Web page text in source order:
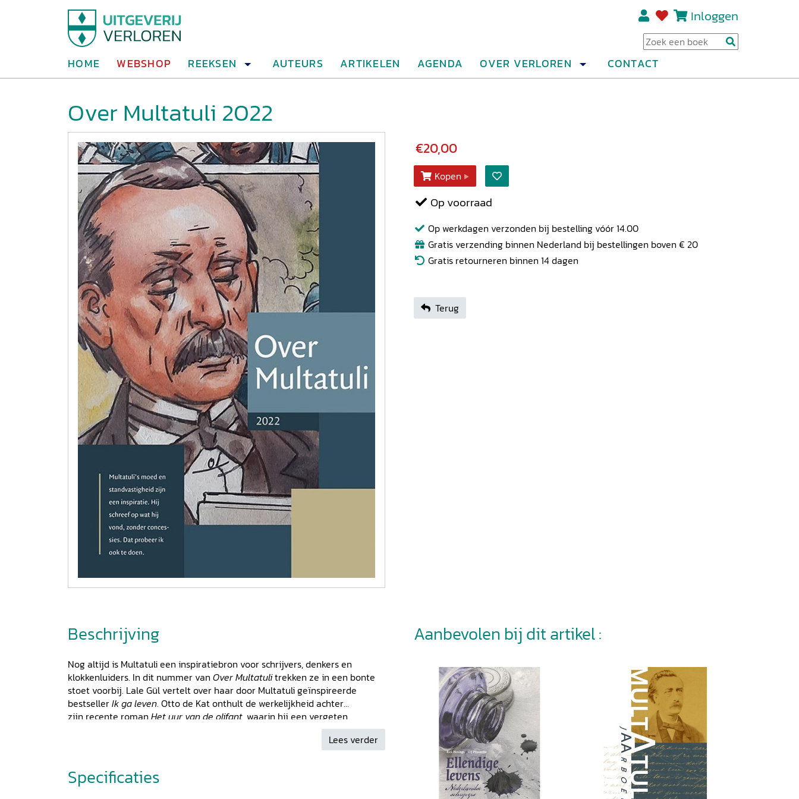
Inloggen
HOME WEBSHOP REEKSEN AUTEURS ARTIKELEN AGENDA OVER VERLOREN CONTACT
Over Multatuli 2022
€20,00
Kopen
Op voorraad
Op werkdagen verzonden bij bestelling vóór 14.00
Gratis verzending binnen Nederland bij bestellingen boven € 20
Gratis retourneren binnen 14 dagen
Terug
Beschrijving
Nog altijd is Multatuli een inspiratiebron voor schrijvers, denkers en
klokkenluiders. In dit nummer van Over Multatulitrekken ze in een bonte
stoet voorbij. Lale Gül vertelt over haar door Multatuli geïnspireerde
bestsellerIk ga leven. Otto de Kat onthult de werkelijkheid achter
zijn recente roman Het uur van de olifant , waarin hij een vergeten
multatuliaanse klokkenluider over Nederlandse oorlogsmisdaden op Atjeh
tot leven wekt. Oorlogsmisdaden die tot op heden ‘officieel’ niet zo mogen
Pen. Dik van der Meulen belicht de invloed van Multatuli op de schrijver
Nescio en Elsbeth Etty laat zien hoe verregaand columnist Hugo
Lees verder
Specificaties
Aanbevolen bij dit artikel :